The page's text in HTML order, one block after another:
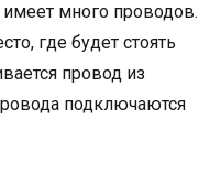
много проводов.
где будет стоять
провод из
подключаются